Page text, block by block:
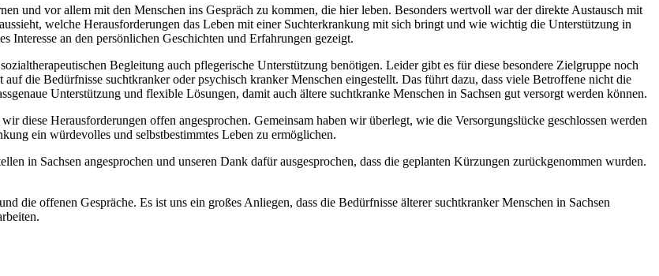
und vor allem mit den Menschen ins Gespräch zu kommen, die hier leben. Besonders wertvoll war der direkte Austausch mit
welche Herausforderungen das Leben mit einer Suchterkrankung mit sich bringt und wie wichtig die Unterstützung in
Interesse an den persönlichen Geschichten und Erfahrungen gezeigt.
Begleitung auch pflegerische Unterstützung benötigen. Leider gibt es für diese besondere Zielgruppe noch
die Bedürfnisse suchtkranker oder psychisch kranker Menschen eingestellt. Das führt dazu, dass viele Betroffene nicht die
Unterstützung und flexible Lösungen, damit auch ältere suchtkranke Menschen in Sachsen gut versorgt werden können.
diese Herausforderungen offen angesprochen. Gemeinsam haben wir überlegt, wie die Versorgungslücke geschlossen werden
ein würdevolles und selbstbestimmtes Leben zu ermöglichen.
in Sachsen angesprochen und unseren Dank dafür ausgesprochen, dass die geplanten Kürzungen zurückgenommen wurden.
die offenen Gespräche. Es ist uns ein großes Anliegen, dass die Bedürfnisse älterer suchtkranker Menschen in Sachsen